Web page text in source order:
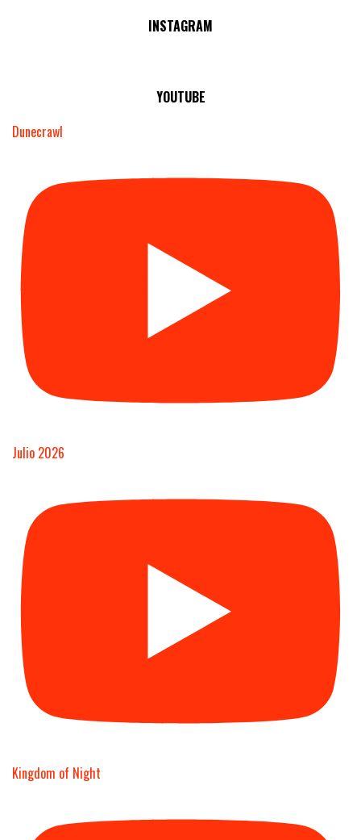
INSTAGRAM
YOUTUBE
Dunecrawl
Julio 2026
Kingdom of Night